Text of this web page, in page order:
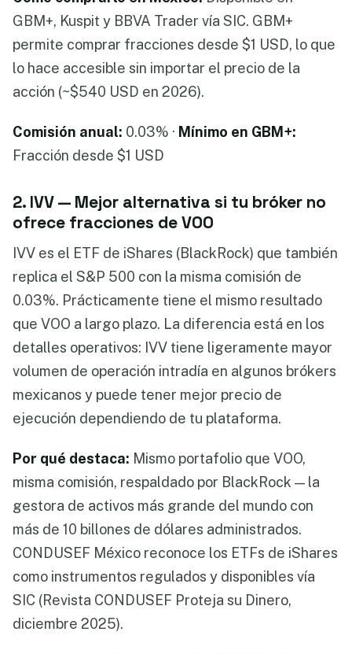
GBM+, Kuspit y BBVA Trader vía SIC. GBM+
permite comprar fracciones desde $1 USD, lo que
lo hace accesible sin importar el precio de la
acción (~$540 USD en 2026).
Comisión anual: 0.03% · Mínimo en GBM+:
Fracción desde $1 USD
2. IVV — Mejor alternativa si tu bróker no
ofrece fracciones de VOO
IVV es el ETF de iShares (BlackRock) que también
replica el S&P 500 con la misma comisión de
0.03%. Prácticamente tiene el mismo resultado
que VOO a largo plazo. La diferencia está en los
detalles operativos: IVV tiene ligeramente mayor
volumen de operación intradía en algunos brókers
mexicanos y puede tener mejor precio de
ejecución dependiendo de tu plataforma.
Por qué destaca: Mismo portafolio que VOO,
misma comisión, respaldado por BlackRock — la
gestora de activos más grande del mundo con
más de 10 billones de dólares administrados.
CONDUSEF México reconoce los ETFs de iShares
como instrumentos regulados y disponibles vía
SIC (Revista CONDUSEF Proteja su Dinero,
diciembre 2025).